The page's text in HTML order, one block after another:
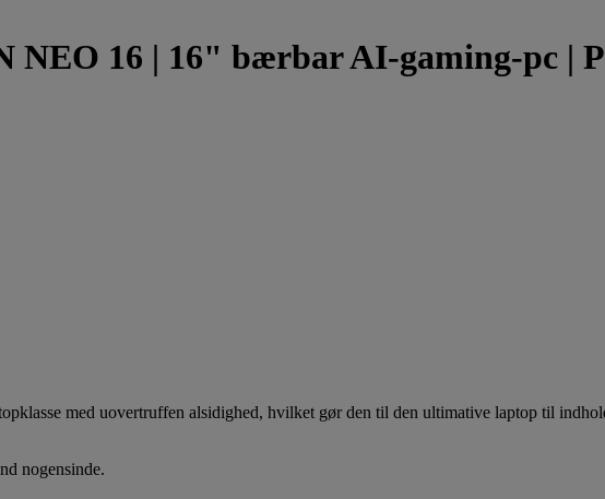
NEO 16 | 16" bærbar AI-gaming-pc |
med uovertruffen alsidighed, hvilket gør den til den ultimative laptop til
nogensinde.